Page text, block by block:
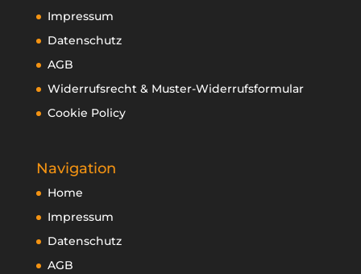
Impressum
Datenschutz
AGB
Widerrufsrecht & Muster-Widerrufsformular
Cookie Policy
Navigation
Home
Impressum
Datenschutz
AGB